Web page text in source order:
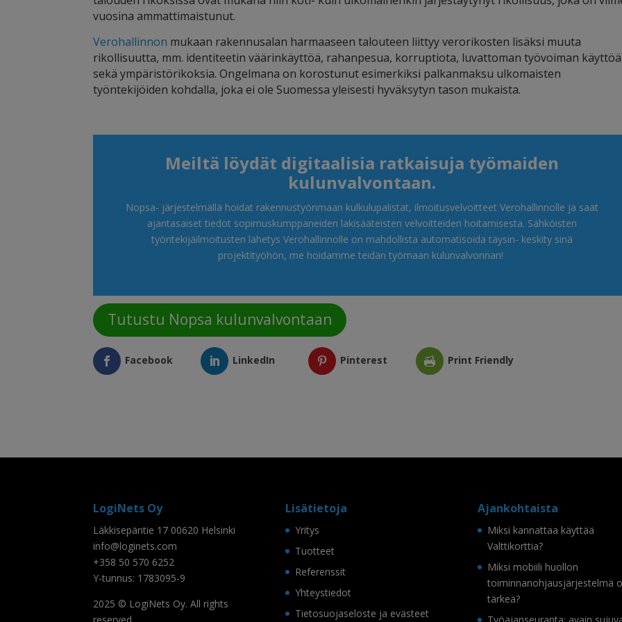
vuosina ammattimaistunut.
Verohallinnon mukaan rakennusalan harmaaseen talouteen liittyy verorikosten lisäksi muuta
rikollisuutta, mm. identiteetin väärinkäyttöä, rahanpesua, korruptiota, luvattoman työvoiman käyttöä
sekä ympäristörikoksia. Ongelmana on korostunut esimerkiksi palkanmaksu ulkomaisten
työntekijöiden kohdalla, joka ei ole Suomessa yleisesti hyväksytyn tason mukaista.
Meiltä löydät digitaalisia ratkaisuja työmaiden
kulunvalvontaan.
Nopsa- järjestelmällä hoidat rakennustyönmaan kulkulupalistat, ilmoitusvelvoitteet Verohallinnolle ja saat
ajantasaiset tiedot sopimuskumppaneiden lakisääteisten velvoitteiden hoitamisesta. Sähköisten
työntekijäilmoitusten lähetys Verohallinnolle on mahdollista automatisoida täysin- keskity sinä
projektityöhön, me hoidamme teidän työmaan kulunvalvonnan!
Tutustu Nopsa kulunvalvontaan
Facebook LinkedIn Pinterest Print Friendly
LogiNets Oy
Läkkisepäntie 17 00620 Helsinki
info@loginets.com
+358 50 570 6252
Y-tunnus: 1783095-9
2025 © LogiNets Oy. All rights
Lisätietoja
Yritys
Tuotteet
Referenssit
Yhteystiedot
Tietosuojaseloste ja evästeet
Ajankohtaista
Miksi kannattaa käyttää
Valttikorttia?
Miksi mobiili huollon
toiminnanohjausjärjestelmä
tärkeä?